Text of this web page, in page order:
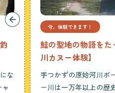
今、体験できます！
鮭の聖地の物語をたっぷ
川カヌー体験】
手つかずの原始河川ポー川
ー川は一万年以上の歴史が